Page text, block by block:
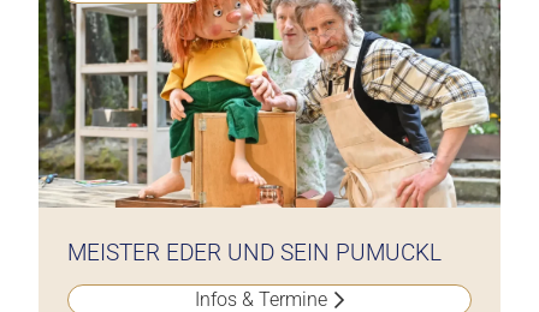
MEISTER EDER UND SEIN PUMUCKL
Infos & Termine